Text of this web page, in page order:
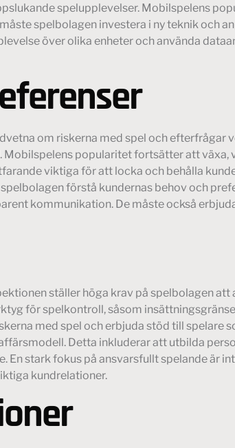
spelupplevelser. Mobilspelens
spelbolagen investera i ny teknik och
över olika enheter och använda
om riskerna med spel och efterfrågar
Mobilspelens popularitet fortsätter att växa,
viktiga för att locka och behålla
förstå kundernas behov och
kommunikation. De måste också
ställer höga krav på spelbolagen
för spelkontroll, såsom
med spel och erbjuda stöd till spelare
Detta inkluderar att utbilda
stark fokus på ansvarsfullt spelande är
kundrelationer.